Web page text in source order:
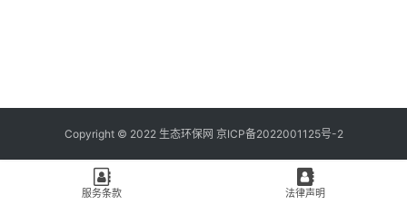
Copyright © 2022 生态环保网 京ICP备2022001125号-2
服务条款 法律声明